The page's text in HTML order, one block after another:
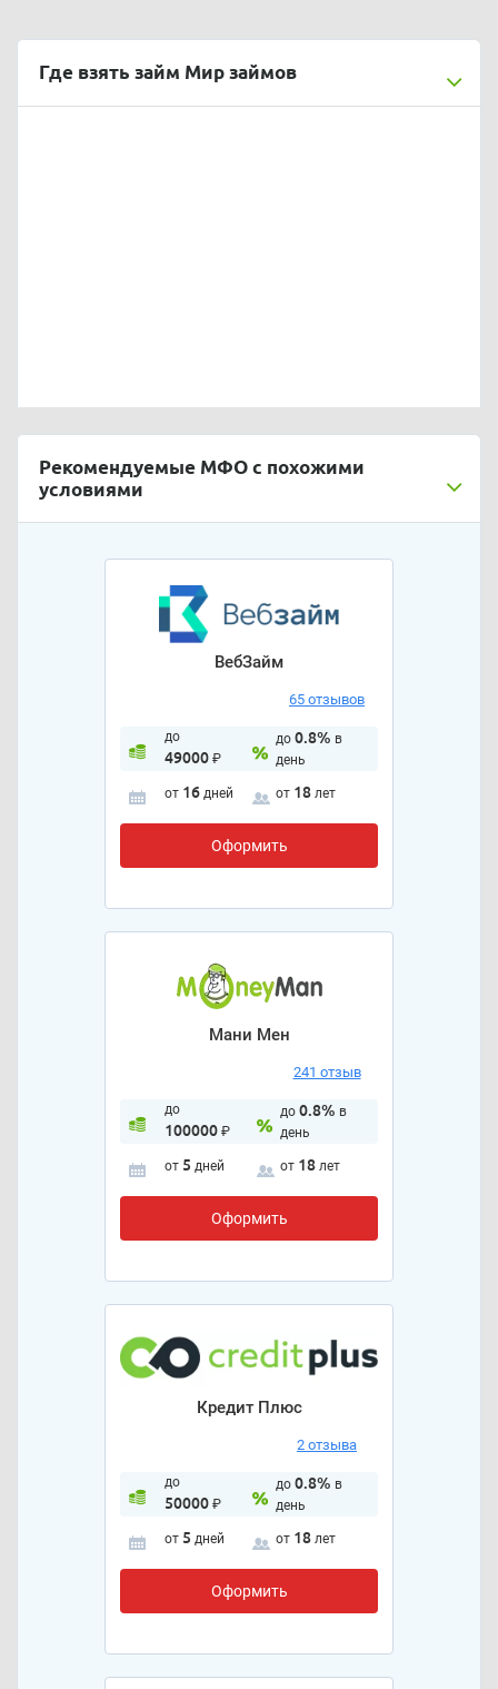
Где взять займ Мир займов
Рекомендуемые МФО с похожими
условиями
ВебЗайм
65 отзывов
до
49000₽
до 0.8% в
день
от 16 дней от 18 лет
Оформить
Мани Мен
241 отзыв
до
100000₽
до 0.8% в
день
от 5 дней от 18 лет
Оформить
Кредит Плюс
2 отзыва
до
50000₽
до 0.8% в
день
от 5 дней от 18 лет
Оформить